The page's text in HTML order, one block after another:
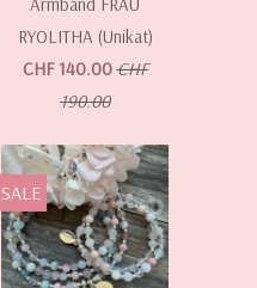
RYOLITHA (Unikat)
CHF 140.00 CHF
190.00
SALE